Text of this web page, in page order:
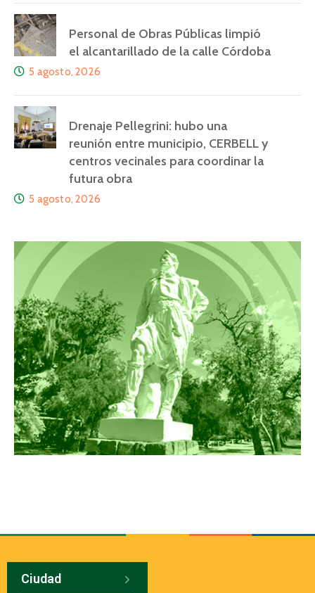
Personal de Obras Públicas limpió
el alcantarillado de la calle Córdoba
5 agosto, 2026
Drenaje Pellegrini: hubo una
reunión entre municipio, CERBELL y
centros vecinales para coordinar la
futura obra
5 agosto, 2026
Ciudad